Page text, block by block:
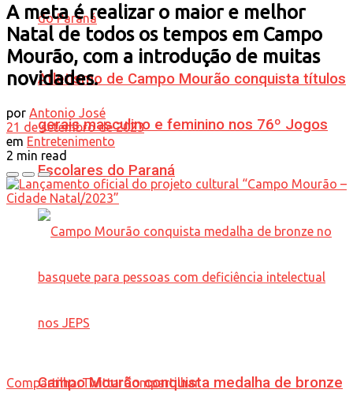
Atletismo de Campo Mourão conquista títulos
gerais masculino e feminino nos 76º Jogos
Escolares do Paraná
Campo Mourão conquista medalha de bronze
A meta é realizar o maior e melhor
Natal de todos os tempos em Campo
Mourão, com a introdução de muitas
novidades.
por Antonio José
21 de setembro de 2023
em Entretenimento
2 min read
CompartilharTwittarCompartilhar